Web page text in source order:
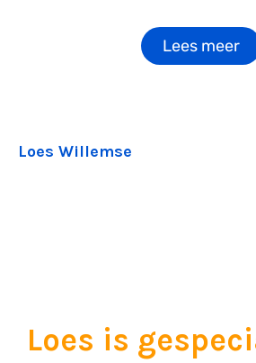
Lees meer
Loes Willemse
Loes is